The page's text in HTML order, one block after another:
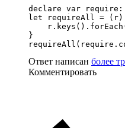
declare var require:
let requireAll = (r)
}
Ответ написан более
Комментировать